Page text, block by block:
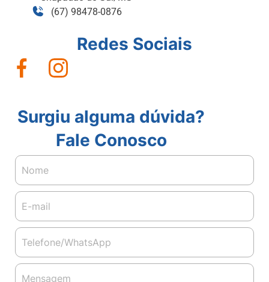
(67) 98478-0876
Redes Sociais
Surgiu alguma dúvida?
Fale Conosco